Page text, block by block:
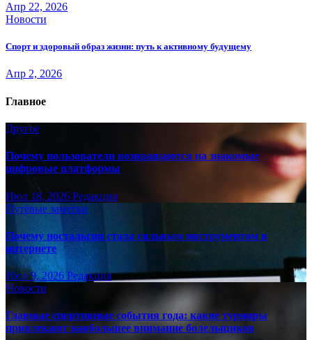
Апр 22, 2026
Новости
Спорт и здоровый образ жизни: путь к активному будущему
Апр 2, 2026
Главное
Другое
Почему пользователи возвращаются на знакомые
цифровые платформы
Июл 18, 2026 Редакция
Путёвые заметки
Почему ностальгия стала сильным инструментом в
интернете
Июл 9, 2026 Редакция
Новости
Главные спортивные события года: какие турниры
привлекают наибольшее внимание болельщиков